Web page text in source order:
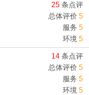
25 条点评
总体评价 5
服务 5
环境 5
14 条点评
总体评价 5
服务 5
环境 5